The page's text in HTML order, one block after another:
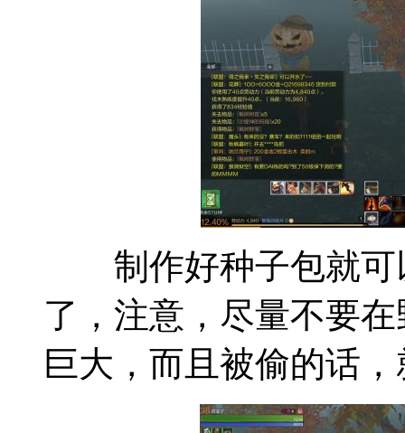
制作好种子包就可
了，注意，尽量不要
巨大，而且被偷的话